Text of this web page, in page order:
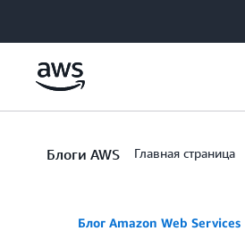
Блоги AWS Главная страница
Блог Amazon Web Services